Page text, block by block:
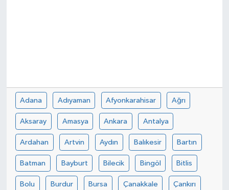
Adana Adıyaman Afyonkarahisar Ağrı
Aksaray Amasya Ankara Antalya
Ardahan Artvin Aydın Balıkesir Bartın
Batman Bayburt Bilecik Bingöl Bitlis
Bolu Burdur Bursa Çanakkale Çankırı
Spor
Teknoloji
Yaşam